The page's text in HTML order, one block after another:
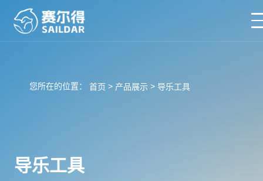
您所在的位置： 首页 > 产品展示 > 导乐工具
导乐工具